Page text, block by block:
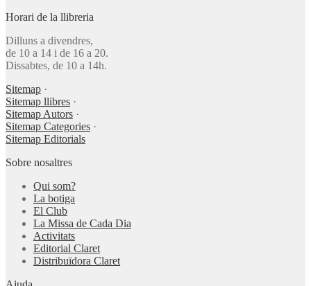
Horari de la llibreria
Dilluns a divendres,
de 10 a 14 i de 16 a 20.
Dissabtes, de 10 a 14h.
Sitemap ·
Sitemap llibres ·
Sitemap Autors ·
Sitemap Categories ·
Sitemap Editorials
Sobre nosaltres
Qui som?
La botiga
El Club
La Missa de Cada Dia
Activitats
Editorial Claret
Distribuïdora Claret